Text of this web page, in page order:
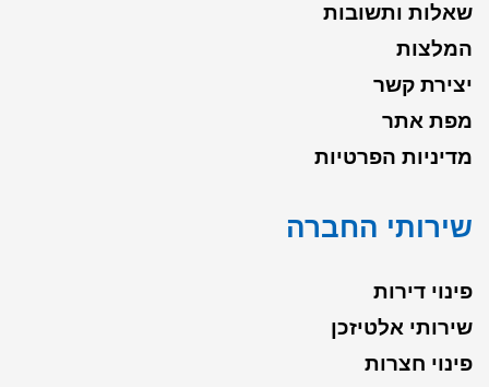
שאלות ותשובות
המלצות
יצירת קשר
מפת אתר
מדיניות הפרטיות
שירותי החברה
פינוי דירות
שירותי אלטיזכן
פינוי חצרות